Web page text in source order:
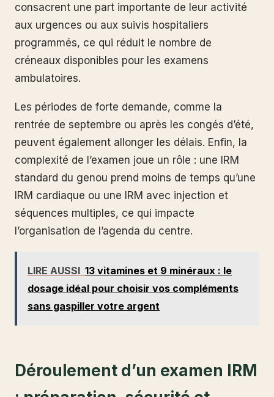
consacrent une part importante de leur activité
aux urgences ou aux suivis hospitaliers
programmés, ce qui réduit le nombre de
créneaux disponibles pour les examens
ambulatoires.
Les périodes de forte demande, comme la
rentrée de septembre ou après les congés d’été,
peuvent également allonger les délais. Enfin, la
complexité de l’examen joue un rôle : une IRM
standard du genou prend moins de temps qu’une
IRM cardiaque ou une IRM avec injection et
séquences multiples, ce qui impacte
l’organisation de l’agenda du centre.
LIRE AUSSI 13 vitamines et 9 minéraux : le
dosage idéal pour choisir vos compléments
sans gaspiller votre argent
Déroulement d’un examen IRM